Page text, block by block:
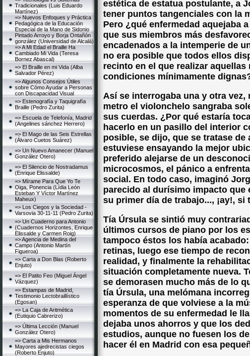
Tradicionales (Luis Eduardo
Martínez)
=> Nuevos Enfoques y Práctica
Pedagógica de la Educación
Especial de la Mano de Sidonio
Pintado Arroyo y Borja Ontañón
gonzález (Universidad de Alcalá)
=> A Mi Edad el Braille Ha
Cambiado Mi Vida (Teresa
Bornez Abascal)
=> El Braille en mi Vida (Alba
Salvador Pérez)
=> Algunos Consejos Útiles
sobre Cómo Ayudar a Personas
con Discapacidad Visual
=> Estenografía y Taquigrafía
Braille (Pedro Zurita)
=> Escuela de Telefonía, Madrid
(Angelines sánchez Herrero)
=> El Mago de las Seis Estrellas
(Álvaro Cuetos Suárez)
=> Un Nuevo Amanecer (Manuel
González Otero)
=> El Silencio de Nostradamus
(Enrique Elissalde)
=> Mírame Para Que Yo Te
Oiga, Ponencia (Lídia León
Esteban Y Víctor Martínez
Maheux)
=> Los Ciegos y la Sociedad -
Varsovia 30-11-11 (Pedro Zurita)
=> Un Cuaderno para Antonio
(Cuadernos Horizontes, Enrique
Elissalde y Carmen Roig)
=> Agencia de Medina del
Campo (Antonio Martín
Figueroa)
=> Carta a Don Blas (Roberto
Enjuto)
=> El Patito Feo (Miguel Ángel
Vázquez)
=> Estampas de Madrid,
Testimonio Lectobraillístico
(Egosan)
=> La Caja de Aritmética
(Eutiquio Cabrerizo)
=> Última Lección (Manuel
González Otero)
=> Carta a Mis Hermanos
Mayores ajedrecistas ciegos
(Roberto Enjuto)
estética de estatua postulante, a
tener puntos tangenciales con la
Pero ¿qué enfermedad aquejaba
que sus miembros más
encadenados a la intemperie de
no era posible que todos ellos
recinto en el que realizar aquellas
condiciones mínimamente
Así se interrogaba una y otra vez,
metro el violonchelo sangraba
sus cuerdas. ¿Por qué estaría
hacerlo en un pasillo del interior
posible, se dijo, que se tratase
estuviese ensayando la mejor
preferido alejarse de un
microcosmos, el pánico a
social. En todo caso, imaginó
parecido al durísimo impacto que
su primer día de trabajo..., ¡ay!,
Tía Úrsula se sintió muy
últimos cursos de piano por los
tampoco éstos los había
retinas, luego ese tiempo de
realidad, y finalmente la
situación completamente nueva.
se demorasen mucho más de lo
tía Úrsula, una melómana
esperanza de que volviese a la
momentos de su enfermedad le
dejaba unos ahorros y que los
estudios, aunque no fuesen los
hacer él en Madrid con esa